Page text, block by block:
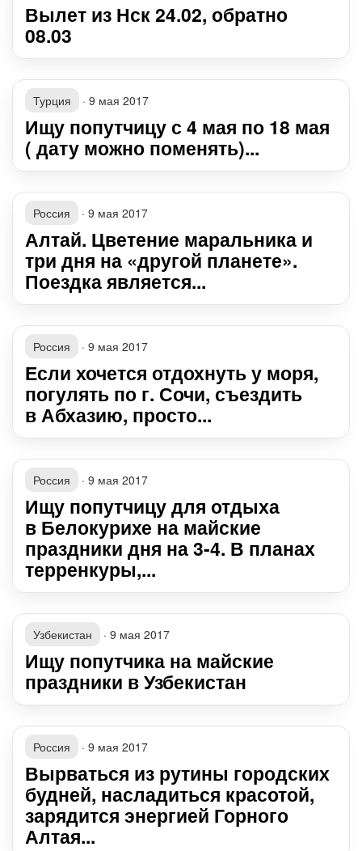
Вылет из Нск 24.02, обратно
08.03
Турция · 9 мая 2017
Ищу попутчицу с 4 мая по 18 мая
( дату можно поменять)...
Россия · 9 мая 2017
Алтай. Цветение маральника и
три дня на «другой планете».
Поездка является...
Россия · 9 мая 2017
Если хочется отдохнуть у моря,
погулять по г. Сочи, съездить
в Абхазию, просто...
Россия · 9 мая 2017
Ищу попутчицу для отдыха
в Белокурихе на майские
праздники дня на 3-4. В планах
терренкуры,...
Узбекистан · 9 мая 2017
Ищу попутчика на майские
праздники в Узбекистан
Россия · 9 мая 2017
Вырваться из рутины городских
будней, насладиться красотой,
зарядится энергией Горного
Алтая...